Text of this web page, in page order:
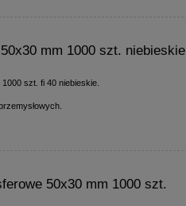
mm 1000 szt. niebieskie
szt. fi 40 niebieskie.
50x30 mm 1000 szt.